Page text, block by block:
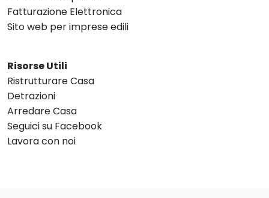
Fatturazione Elettronica
Sito web per imprese edili
Risorse Utili
Ristrutturare Casa
Detrazioni
Arredare Casa
Seguici su Facebook
Lavora con noi